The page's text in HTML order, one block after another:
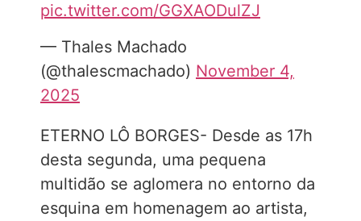
pic.twitter.com/GGXAODulZJ
— Thales Machado
(@thalescmachado) November 4,
2025
ETERNO LÔ BORGES- Desde as 17h
desta segunda, uma pequena
multidão se aglomera no entorno da
esquina em homenagem ao artista,